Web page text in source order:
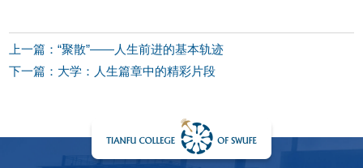
上一篇：“聚散”——人生前进的基本轨迹
下一篇：大学：人生篇章中的精彩片段